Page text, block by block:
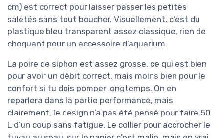
cm) est correct pour laisser passer les petites
saletés sans tout boucher. Visuellement, c’est du
plastique bleu transparent assez classique, rien de
choquant pour un accessoire d’aquarium.
La poire de siphon est assez grosse, ce qui est bien
pour avoir un débit correct, mais moins bien pour le
confort si tu dois pomper longtemps. On en
reparlera dans la partie performance, mais
clairement, le design n’a pas été pensé pour faire 50
L d’un coup sans fatigue. Le collier pour accrocher le